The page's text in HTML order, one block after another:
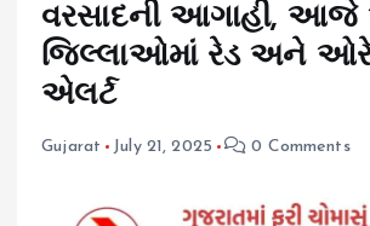
વરસાદની આગાહી,
જિલ્લાઓમાં રેડ અને
એલર્ટ
Gujarat July 21, 2025 0 Comments